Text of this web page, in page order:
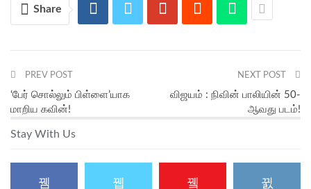
Share
PREV POST
‘பேர் சொல்லும் பிள்ளை’யாக
மாறிய கவின்!
NEXT POST
விஜயம் : நிவின் பாலியின் 50-
ஆவது படம்!
Stay With Us